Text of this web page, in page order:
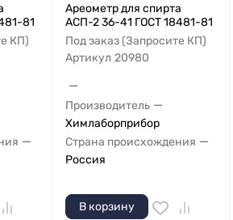
81
КП)
—
Ареометр для спирта
АСП-2 36-41 ГОСТ 18481-81
Под заказ (Запросите КП)
Артикул 20980
—
Производитель —
Химлаборприбор
Страна происхождения —
Россия
В корзину